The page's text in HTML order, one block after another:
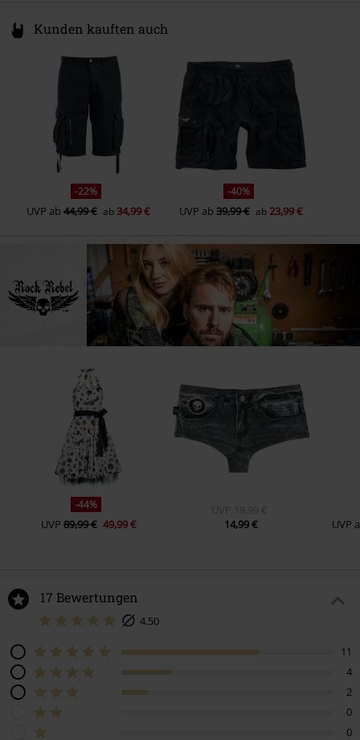
Kunden kauften auch
-22%
UVP ab44,99 € ab34,99 €
-40%
UVP ab39,99 € ab 23,99 €
-44%
UVP 89,99 € 49,99 €
UVP
19,99 €
14,99 €
UVP
17 Bewertungen
4.50
11
4
2
0
0